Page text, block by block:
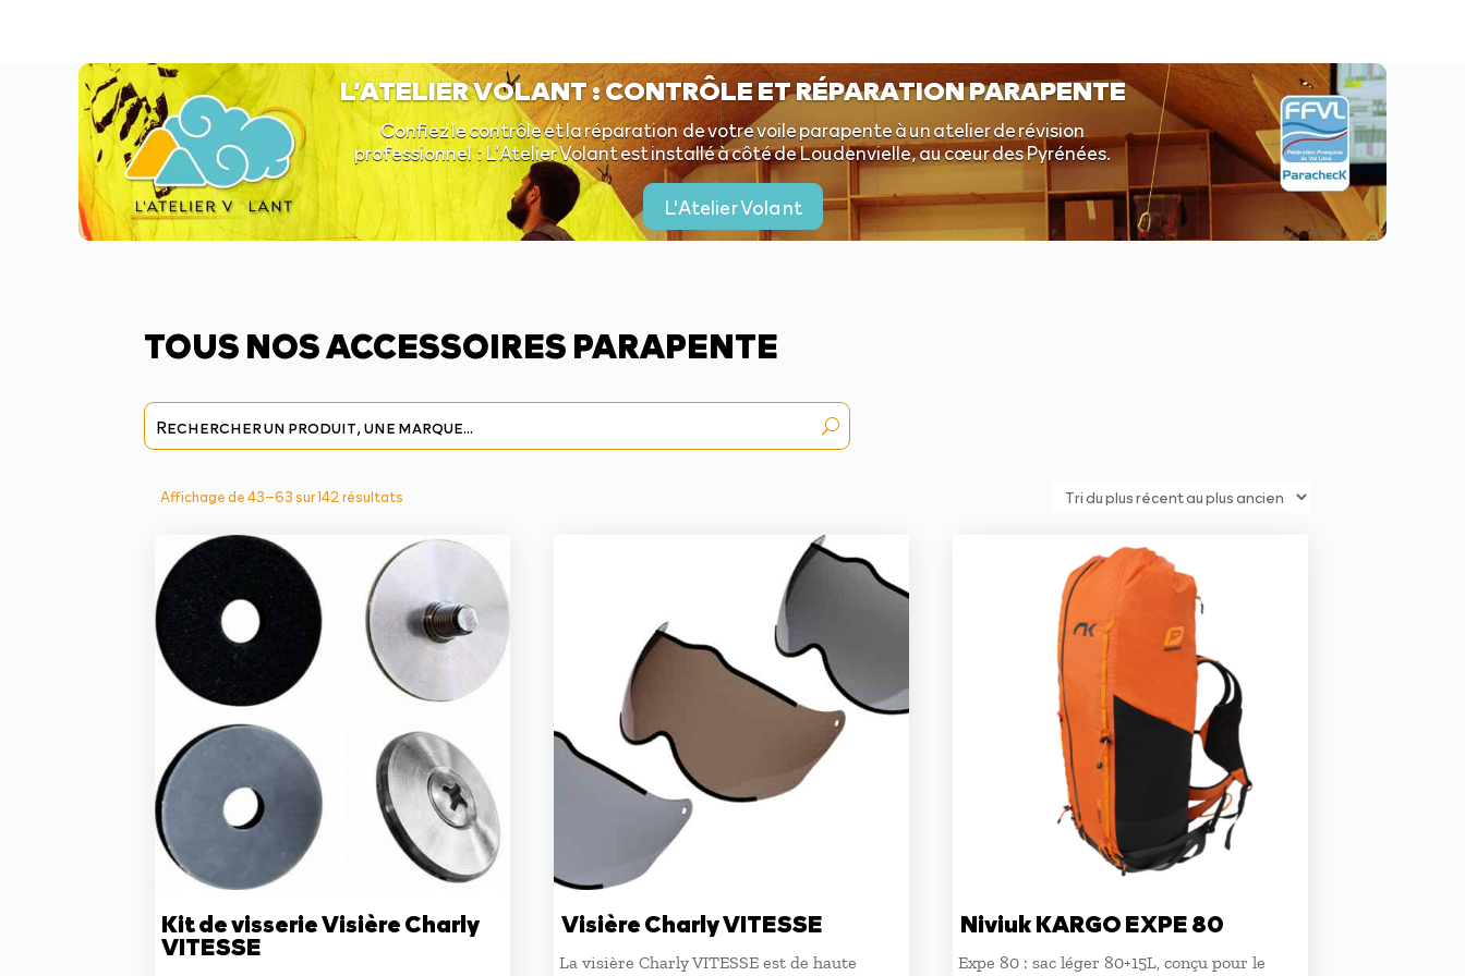
L’ATELIER VOLANT : CONTRÔLE ET RÉPARATION PARAPENTE
Confiez le contrôle et la réparation de votre voile parapente à un atelier de révision
professionnel : L’Atelier Volant est installé à côté de Loudenvielle, au cœur des Pyrénées.
L'Atelier Volant
TOUS NOS ACCESSOIRES PARAPENTE
Affichage de 43–63 sur 142 résultats
récent
ancien
Kit de visserie Visière Charly
VITESSE
Visière Charly VITESSE
La visière Charly VITESSE est de haute
Niviuk KARGO EXPE 80
Expe 80 : sac léger 80+15L, conçu pour le